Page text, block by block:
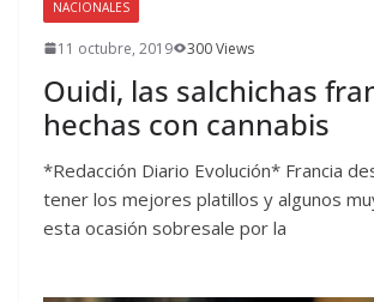
NACIONALES
11 octubre, 2019 300 Views
Ouidi, las salchichas
hechas con cannabis
*Redacción Diario Evolución* Francia
tener los mejores platillos y algunos
esta ocasión sobresale por la